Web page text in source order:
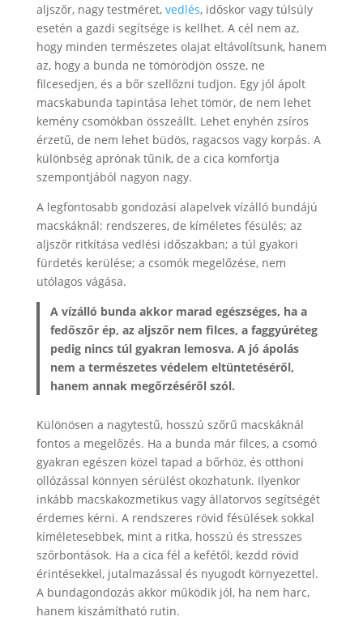
aljszőr, nagy testméret, vedlés, időskor vagy túlsúly
esetén a gazdi segítsége is kellhet. A cél nem az,
hogy minden természetes olajat eltávolítsunk, hanem
az, hogy a bunda ne tömörödjön össze, ne
filcesedjen, és a bőr szellőzni tudjon. Egy jól ápolt
macskabunda tapintása lehet tömör, de nem lehet
kemény csomókban összeállt. Lehet enyhén zsíros
érzetű, de nem lehet büdös, ragacsos vagy korpás. A
különbség aprónak tűnik, de a cica komfortja
szempontjából nagyon nagy.
A legfontosabb gondozási alapelvek vízálló bundájú
macskáknál: rendszeres, de kíméletes fésülés; az
aljszőr ritkítása vedlési időszakban; a túl gyakori
fürdetés kerülése; a csomók megelőzése, nem
utólagos vágása.
A vízálló bunda akkor marad egészséges, ha a
fedőszőr ép, az aljszőr nem filces, a faggyúréteg
pedig nincs túl gyakran lemosva. A jó ápolás
nem a természetes védelem eltüntetéséről,
hanem annak megőrzéséről szól.
Különösen a nagytestű, hosszú szőrű macskáknál
fontos a megelőzés. Ha a bunda már filces, a csomó
gyakran egészen közel tapad a bőrhöz, és otthoni
ollózással könnyen sérülést okozhatunk. Ilyenkor
inkább macskakozmetikus vagy állatorvos segítségét
érdemes kérni. A rendszeres rövid fésülések sokkal
kíméletesebbek, mint a ritka, hosszú és stresszes
szőrbontások. Ha a cica fél a kefétől, kezdd rövid
érintésekkel, jutalmazással és nyugodt környezettel.
A bundagondozás akkor működik jól, ha nem harc,
hanem kiszámítható rutin.